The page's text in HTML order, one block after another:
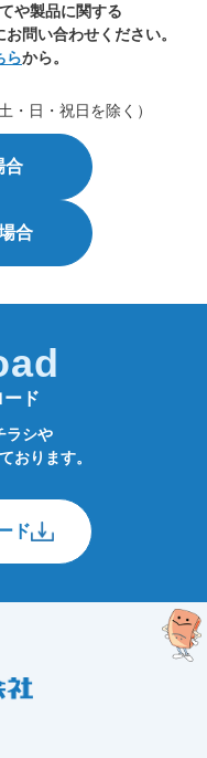
や製品に関する
問い合わせください。
らから。
・日・祝日を除く）
合
合
ード
ラシや
おります。
ド